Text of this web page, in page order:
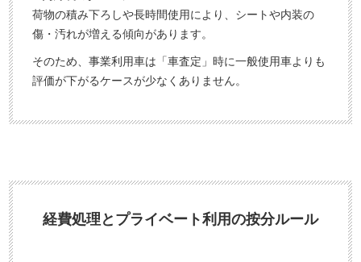
荷物の積み下ろしや長時間使用により、シートや内装の
傷・汚れが増える傾向があります。
そのため、事業利用車は「車査定」時に一般使用車よりも
評価が下がるケースが少なくありません。
経費処理とプライベート利用の按分ルール